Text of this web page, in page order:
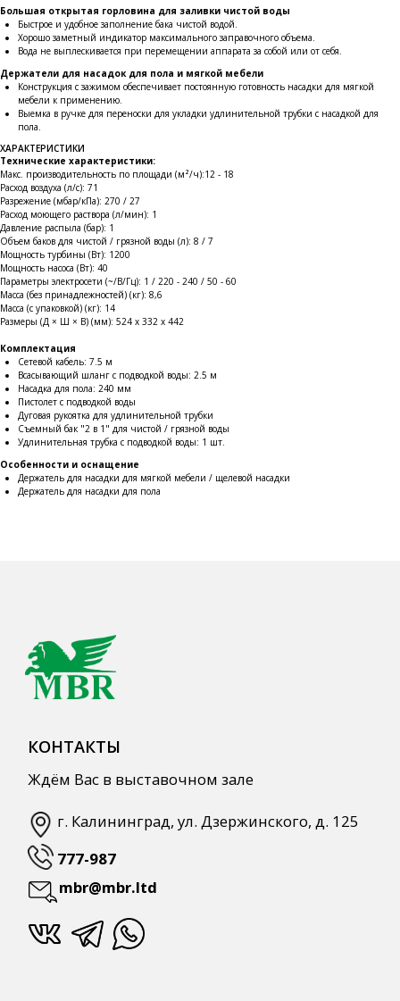
Большая открытая горловина для заливки чистой воды
Быстрое и удобное заполнение бака чистой водой.
Хорошо заметный индикатор максимального заправочного объема.
Вода не выплескивается при перемещении аппарата за собой или от себя.
Держатели для насадок для пола и мягкой мебели
Конструкция с зажимом обеспечивает постоянную готовность насадки для мягкой
мебели к применению.
Выемка в ручке для переноски для укладки удлинительной трубки с насадкой для
пола.
ХАРАКТЕРИСТИКИ
Технические характеристики:
Макс. производительность по площади (м²/ч):12 - 18
Расход воздуха (л/с): 71
Разрежение (мбар/кПа): 270 / 27
Расход моющего раствора (л/мин): 1
Давление распыла (бар): 1
Объем баков для чистой / грязной воды (л): 8 / 7
Мощность турбины (Вт): 1200
Мощность насоса (Вт): 40
Параметры электросети (~/В/Гц): 1 / 220 - 240 / 50 - 60
Масса (без принадлежностей) (кг): 8,6
Масса (с упаковкой) (кг): 14
Размеры (Д × Ш × В) (мм): 524 x 332 x 442
Комплектация
Сетевой кабель: 7.5 м
Всасывающий шланг с подводкой воды: 2.5 м
Насадка для пола: 240 мм
Пистолет с подводкой воды
Дуговая рукоятка для удлинительной трубки
Съемный бак "2 в 1" для чистой / грязной воды
Удлинительная трубка с подводкой воды: 1 шт.
Особенности и оснащение
Держатель для насадки для мягкой мебели / щелевой насадки
Держатель для насадки для пола
КОНТАКТЫ
Ждём Вас в выставочном зале
г. Калининград, ул. Дзержинского, д. 125
777-987
СПЕЦПРЕДЛОЖЕНИЯ
ПОЛЕЗНАЯ ИНФОРМАЦИЯ
КАТАЛОГ ПРОДУКЦИИ
Для Retail
Автоматизация
О Компании
Сотрудничество
Оплата и Доставка
Кордиалы, Сиропы, Основы
Напитки
Одноразовая посуда и упаковка
Продукты питания
mbr@mbr.ltd